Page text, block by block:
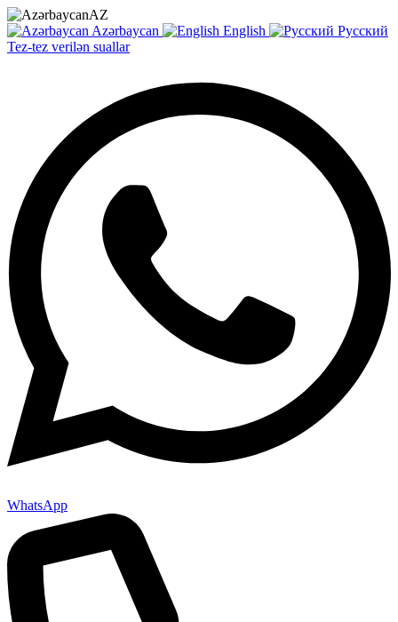
AZ
Azərbaycan
English
Русский
Tez-tez verilən suallar
WhatsApp